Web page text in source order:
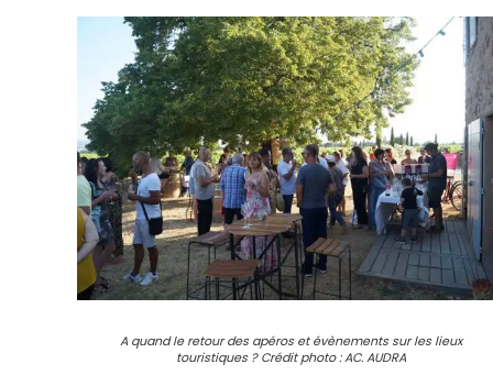
A quand le retour des apéros et évènements sur les lieux
touristiques ? Crédit photo : AC. AUDRA